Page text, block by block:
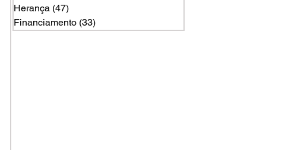
Herança (47)
Financiamento (33)